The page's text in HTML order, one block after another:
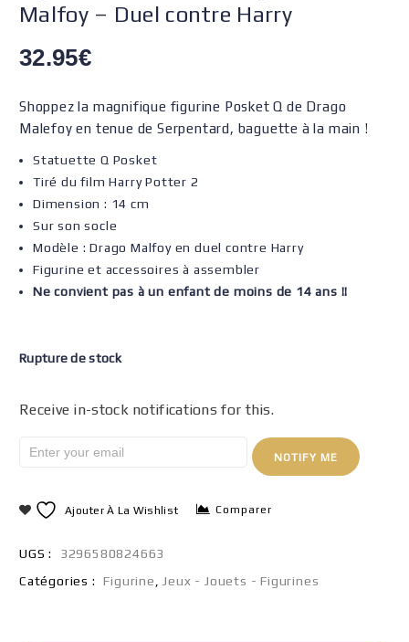
Malfoy – Duel contre Harry
32.95€
Shoppez la magnifique figurine Posket Q de Drago
Malefoy en tenue de Serpentard, baguette à la main !
Statuette Q Posket
Tiré du film Harry Potter 2
Dimension : 14 cm
Sur son socle
Modèle : Drago Malfoy en duel contre Harry
Figurine et accessoires à assembler
Ne convient pas à un enfant de moins de 14 ans !!
Rupture de stock
Receive in-stock notifications for this.
NOTIFY ME
Ajouter À La Wishlist Comparer
UGS :
3296580824663
Catégories :
Figurine Jeux - Jouets - Figurines